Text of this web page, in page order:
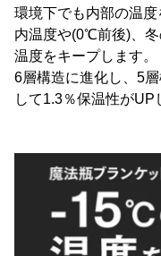
環境下でも内部の温
内温度や(0℃前後)、
温度をキープします。
6層構造に進化し、5
して1.3％保温性がUP